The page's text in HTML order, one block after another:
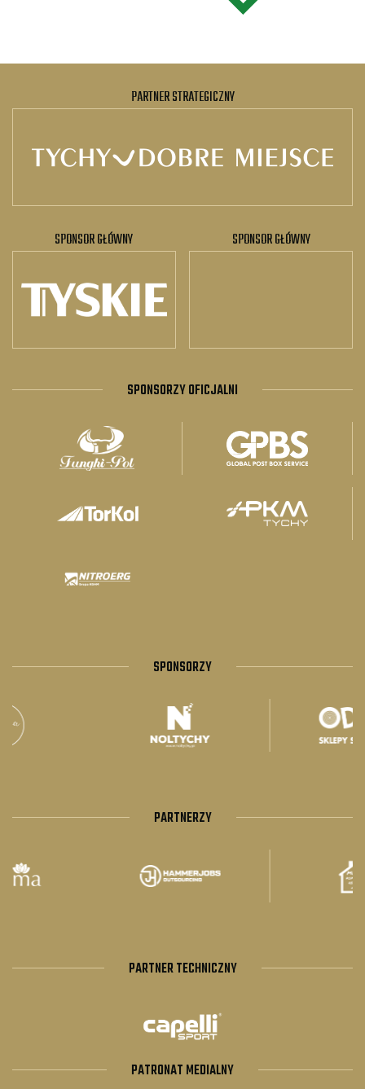
PARTNER STRATEGICZNY
SPONSOR GŁÓWNY SPONSOR GŁÓWNY
SPONSORZY OFICJALNI
SPONSORZY
PARTNERZY
PARTNER TECHNICZNY
PATRONAT MEDIALNY